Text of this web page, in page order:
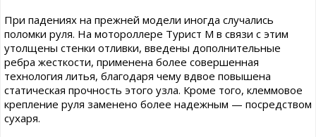
При падениях на прежней модели иногда случались
поломки руля. На мотороллере Турист М в связи с этим
утолщены стенки отливки, введены дополнительные
ребра жесткости, применена более совершенная
технология литья, благодаря чему вдвое повышена
статическая прочность этого узла. Кроме того, клеммовое
крепление руля заменено более надежным — посредством
сухаря.